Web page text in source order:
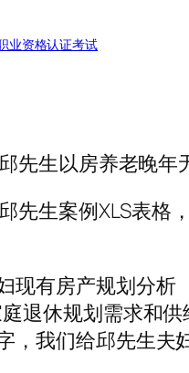
业资格认证考试
先生以房养老晚年
先生案例XLS表格
现有房产规划分析
退休规划需求和
，我们给邱先生夫